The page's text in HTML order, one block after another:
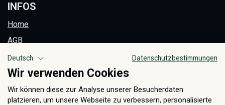
INFOS
Home
AGB
Datenschutzerklärung
Pflegeanweisungen
Impressum
Deutsch Datenschutzbestimmungen
Wir verwenden Cookies
Wir können diese zur Analyse unserer Besucherdaten
platzieren, um unsere Webseite zu verbessern, personalisierte